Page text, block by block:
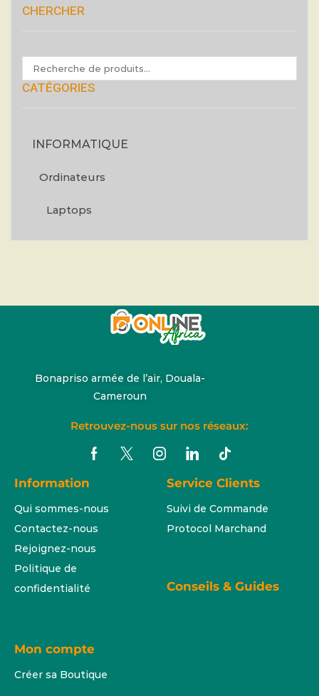
CHERCHER
CATÉGORIES
INFORMATIQUE
Ordinateurs
Laptops
Bonapriso armée de l’air, Douala-
Cameroun
Retrouvez-nous sur nos réseaux:
Information
Qui sommes-nous
Contactez-nous
Rejoignez-nous
Politique de
confidentialité
Service Clients
Suivi de Commande
Protocol Marchand
Conseils & Guides
Mon compte
Créer sa Boutique